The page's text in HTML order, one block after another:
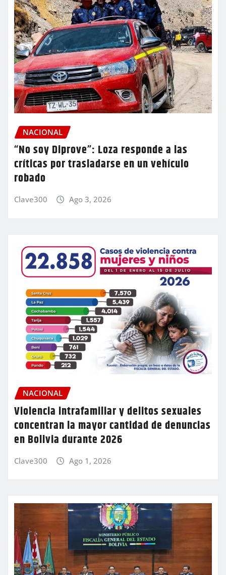
NACIONAL
“No soy Diprove”: Loza responde a las
críticas por trasladarse en un vehículo
robado
Clave300 Ago 3, 2026
NACIONAL
Violencia intrafamiliar y delitos sexuales
concentran la mayor cantidad de denuncias
en Bolivia durante 2026
Clave300 Ago 1, 2026